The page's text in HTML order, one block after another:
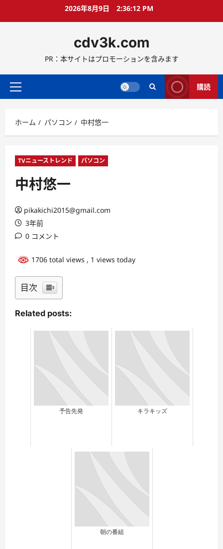
ス
ッ
2026年8月9日 2:36:13 PM
cdv3k.com
PR：本サイトはプロモーションを含みます
メ
メ
ニ
ー
購読
ホーム パソコン 中村悠一
TVニューストレンド パソコン
中村悠一
pikakichi2015@gmail.com
3年前
0 コメント
1706 total views , 1 views today
目次
Related posts:
予告先発 キラキッズ
朝の番組